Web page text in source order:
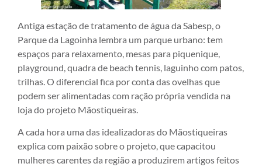
Antiga estação de tratamento de água da Sabesp, o
Parque da Lagoinha lembra um parque urbano: tem
espaços para relaxamento, mesas para piquenique,
playground, quadra de beach tennis, laguinho com patos,
trilhas. O diferencial fica por conta das ovelhas que
podem ser alimentadas com ração própria vendida na
loja do projeto Mãostiqueiras.
A cada hora uma das idealizadoras do Mãostiqueiras
explica com paixão sobre o projeto, que capacitou
mulheres carentes da região a produzirem artigos feitos